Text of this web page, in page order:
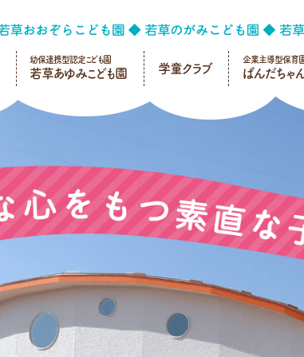
幼保連携型認定こども園
若草あゆみこども園 学童クラブ
企業主導型保育
ぱんだちゃ